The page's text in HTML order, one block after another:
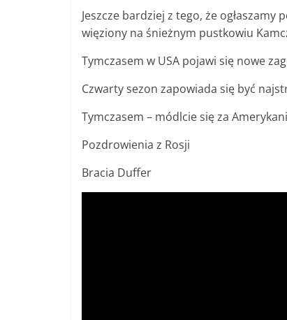
Jeszcze bardziej z tego, że
więziony na śnieżnym pustkowiu
Tymczasem w USA pojawi się nowe
Czwarty sezon zapowiada się być
Tymczasem – módlcie się za
Pozdrowienia z Rosji
Bracia Duffer